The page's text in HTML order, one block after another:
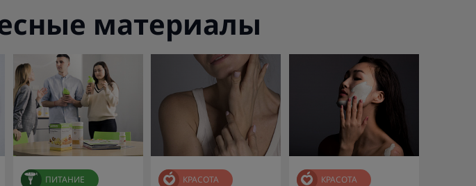
материалы
ПИТАНИЕ КРАСОТА КРАСОТА